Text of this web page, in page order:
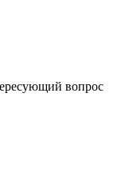
вопрос